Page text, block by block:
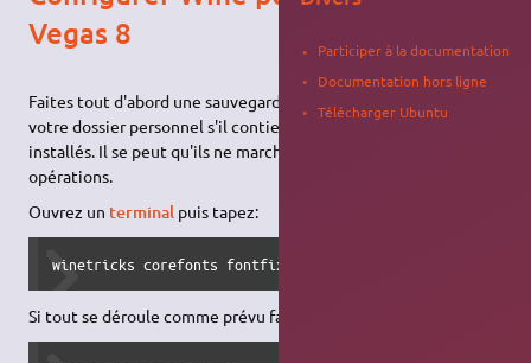
Vegas 8
Faites tout d'abord une sauvegarde de votre dossier
votre dossier personnel s'il contient déjà des programmes
installés. Il se peut qu'ils ne marchent plus après ces
opérations.
Ouvrez un terminal puis tapez:
winetricks corefonts fontfix msxml3 msxml6 dotnet2
Si tout se déroule comme prévu faites ensuite:
Participer à la documentation
Documentation hors ligne
Télécharger Ubuntu